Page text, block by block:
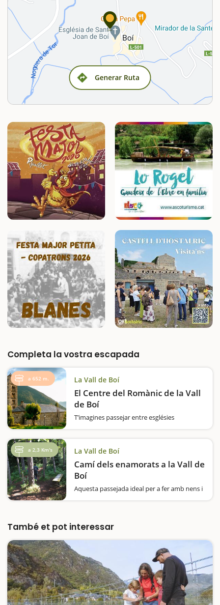
Generar Ruta
Completa la vostra escapada
a 652 m. La Vall de Boí
El Centre del Romànic de la Vall
de Boí
T’imagines passejar entre esglésies
conjunt romànic de la Vall de…
a 2,3 Km's La Vall de Boí
Camí dels enamorats a la Vall de
Boí
Aquesta passejada ideal per a fer amb nens i
camí ressegueix el riu Sant Nicolau, i la
veritat és que…
També et pot interessar